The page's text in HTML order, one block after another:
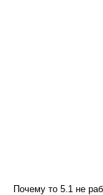
Почему то 5.1 не